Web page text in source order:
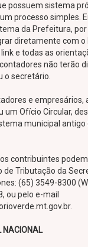
possuem sistema
processo simples.
da Prefeitura,
diretamente com o
e todas as
não terão
o secretário.
e empresários,
um Ofício Circular,
municipal antigo
os contribuintes
Tributação da
(65) 3549-8300
ou pelo e-mail
NACIONAL